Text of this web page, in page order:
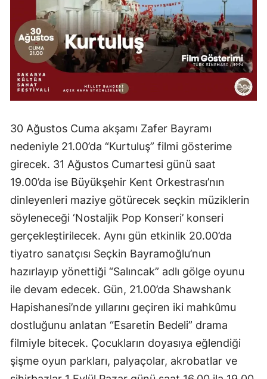
30 Ağustos Cuma akşamı Zafer Bayramı
nedeniyle 21.00’da “Kurtuluş” filmi gösterime
girecek. 31 Ağustos Cumartesi günü saat
19.00’da ise Büyükşehir Kent Orkestrası’nın
dinleyenleri maziye götürecek seçkin müziklerin
söyleneceği ‘Nostaljik Pop Konseri’ konseri
gerçekleştirilecek. Aynı gün etkinlik 20.00’da
tiyatro sanatçısı Seçkin Bayramoğlu’nun
hazırlayıp yönettiği “Salıncak” adlı gölge oyunu
ile devam edecek. Gün, 21.00’da Shawshank
Hapishanesi’nde yıllarını geçiren iki mahkûmu
dostluğunu anlatan “Esaretin Bedeli” drama
filmiyle bitecek. Çocukların doyasıya eğlendiği
şişme oyun parkları, palyaçolar, akrobatlar ve